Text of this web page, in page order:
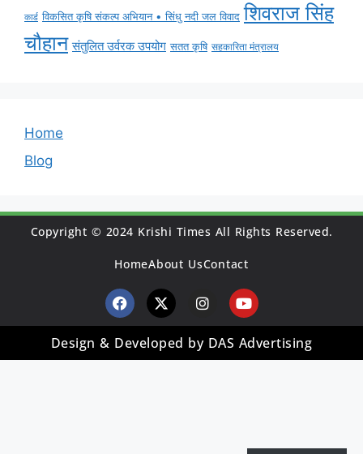
कार्ड विकसित कृषि संकल्प अभियान • सिंधु नदी जल विवाद शिवराज सिंह
चौहान संतुलित उर्वरक उपयोग सतत कृषि सहकारिता मंत्रालय
Home
Blog
Copyright © 2024 Krishi Times All Rights Reserved.
HomeAbout UsContact
Design & Developed by DAS Advertising